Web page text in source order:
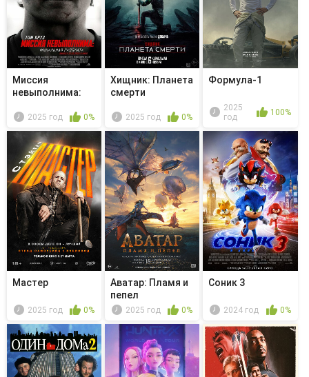
Миссия
невыполнима:
расплата
2025 год 0%
Хищник: Планета
смерти
2025 год 0%
Формула-1
2025
год
100%
Мастер
2025 год 0%
Аватар: Пламя и
пепел
2025 год 0%
Соник 3
2024 год 0%